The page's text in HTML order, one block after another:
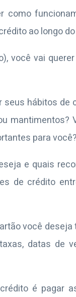
como
ao longo
você vai
hábitos de
mantimentos?
para você?
e quais
de crédito
você
datas de
é pagar